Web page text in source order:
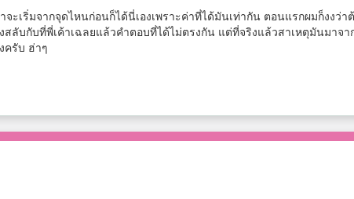
จะเริ่มจากจุดไหนก่อนก็ได้นี่เองเพราะค่าที่ได้มันเท่ากัน ตอนแรกผมก็งงว่า
งสลับกับที่พี่เค้าเฉลยแล้วคำตอบที่ได้ไม่ตรงกัน แต่ที่จริงแล้วสาเหตุมันมาจา
ครับ ฮ่าๆ